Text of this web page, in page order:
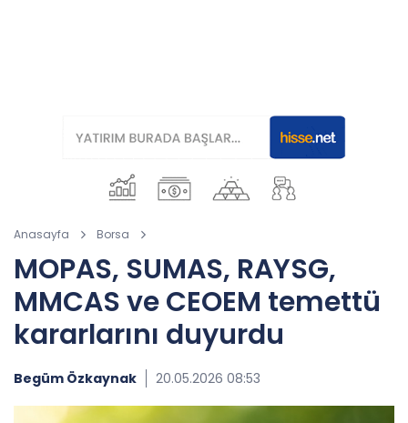
Anasayfa Borsa
MOPAS, SUMAS, RAYSG,
MMCAS ve CEOEM temettü
kararlarını duyurdu
Begüm Özkaynak 20.05.2026 08:53